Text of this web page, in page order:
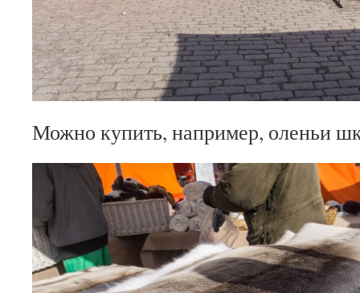
Можно купить, например, оленьи